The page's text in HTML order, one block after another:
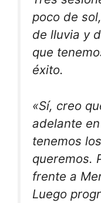
poco de
de lluvia y
que
éxito.
«Sí, creo
adelante
tenemos
queremos.
frente a
Luego